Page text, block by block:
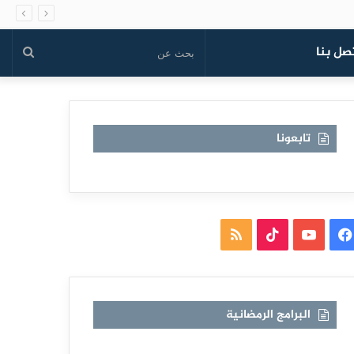
بنا بحث
تابعونا
فيسبوكيوتيوب TikTokملخص
البرامج الرمضانية